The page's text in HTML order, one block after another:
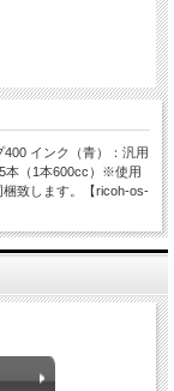
インク（青）：汎用
本（1本600cc）※使用
致します。【ricoh-os-